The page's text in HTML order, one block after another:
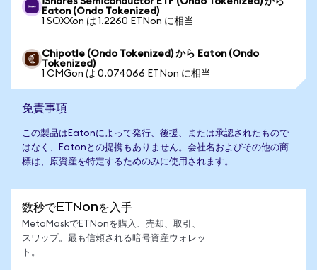
Eaton (Ondo Tokenized)
1 SOXXon は 1.2260 ETNon に相当
Chipotle (Ondo Tokenized) から Eaton (Ondo
Tokenized)
1 CMGon は 0.074066 ETNon に相当
免責事項
この製品はEatonによって発行、後援、または承認されたもので
はなく、Eatonとの提携もありません。会社名およびその他の商
標は、原資産を特定するためのみに使用されます。
数秒でETNonを入手
MetaMaskでETNonを購入、売却、取引、
スワップ。最も信頼される暗号資産ウォレッ
ト。